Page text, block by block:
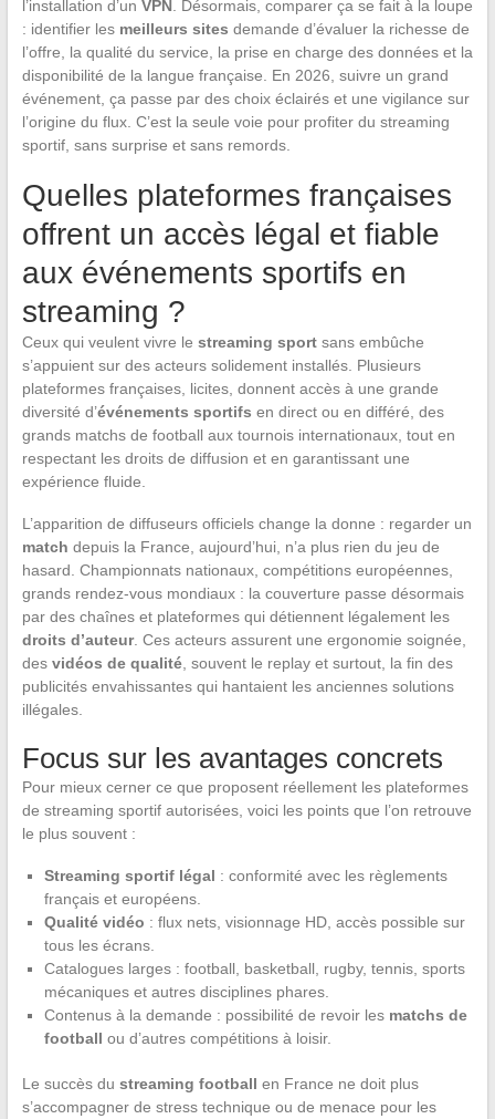
l’installation d’un VPN
. Désormais, comparer ça se fait à la loupe
: identifier les meilleurs sites demande d’évaluer la richesse de
l’offre, la qualité du service, la prise en charge des données et la
disponibilité de la langue française. En 2026, suivre un grand
événement, ça passe par des choix éclairés et une vigilance sur
l’origine du flux. C’est la seule voie pour profiter du streaming
sportif, sans surprise et sans remords.
Quelles plateformes françaises
offrent un accès légal et fiable
aux événements sportifs en
streaming ?
Ceux qui veulent vivre le streaming sportsans embûche
s’appuient sur des acteurs solidement installés. Plusieurs
plateformes françaises, licites, donnent accès à une grande
diversité d’événements sportifs en direct ou en différé, des
grands matchs de football aux tournois internationaux, tout en
respectant les droits de diffusion et en garantissant une
expérience fluide.
L’apparition de diffuseurs officiels change la donne : regarder un
match depuis la France, aujourd’hui, n’a plus rien du jeu de
hasard. Championnats nationaux, compétitions européennes,
grands rendez-vous mondiaux : la couverture passe désormais
par des chaînes et plateformes qui détiennent légalement les
droits d’auteur. Ces acteurs assurent une ergonomie soignée,
des vidéos de qualité, souvent le replay et surtout, la fin des
publicités envahissantes qui hantaient les anciennes solutions
illégales.
Focus sur les avantages concrets
Pour mieux cerner ce que proposent réellement les plateformes
de streaming sportif autorisées, voici les points que l’on retrouve
le plus souvent :
Streaming sportif légal : conformité avec les règlements
français et européens.
Qualité vidéo : flux nets, visionnage HD, accès possible sur
tous les écrans.
Catalogues larges : football, basketball, rugby, tennis, sports
mécaniques et autres disciplines phares.
Contenus à la demande : possibilité de revoir les matchs de
football ou d’autres compétitions à loisir.
Le succès du streaming football en France ne doit plus
s’accompagner de stress technique ou de menace pour les